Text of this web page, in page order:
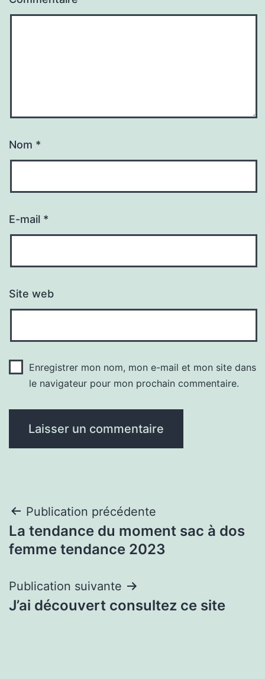
Nom *
E-mail *
Site web
Enregistrer mon nom, mon e-mail et mon site dans
le navigateur pour mon prochain commentaire.
Navigation
de
Publication précédente
La tendance du moment sac à dos
femme tendance 2023
Publication suivante
J’ai découvert consultez ce site